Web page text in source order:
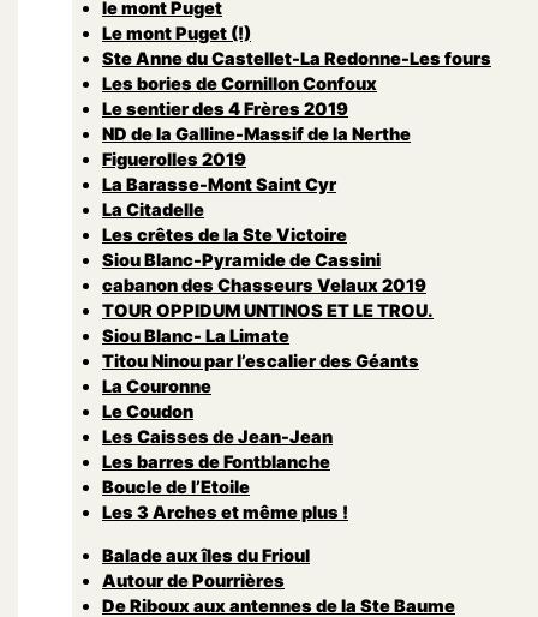
le mont Puget
Le mont Puget (!)
Ste Anne du Castellet-La Redonne-Les fours
Les bories de Cornillon Confoux
Le sentier des 4 Frères 2019
ND de la Galline-Massif de la Nerthe
Figuerolles 2019
La Barasse-Mont Saint Cyr
La Citadelle
Les crêtes de la Ste Victoire
Siou Blanc-Pyramide de Cassini
cabanon des Chasseurs Velaux 2019
TOUR OPPIDUM UNTINOS ET LE TROU.
Siou Blanc- La Limate
Titou Ninou par l’escalier des Géants
La Couronne
Le Coudon
Les Caisses de Jean-Jean
Les barres de Fontblanche
Boucle de l’Etoile
Les 3 Arches et même plus !
Balade aux îles du Frioul
Autour de Pourrières
De Riboux aux antennes de la Ste Baume